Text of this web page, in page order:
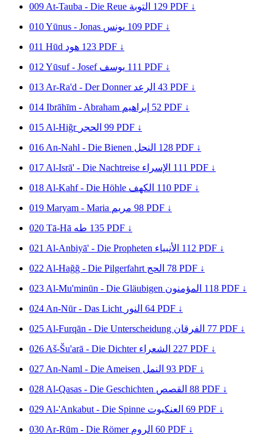
009 At-Tauba - Die Reue التوبة 129 PDF ↓
010Yūnus - Jonas يونس 109 PDF ↓
011 Hūd هود 123 PDF ↓
012 Yūsuf - Josef يوسف 111 PDF ↓
013 Ar-Ra'd - Der Donner الرعد 43 PDF ↓
014 Ibrāhīm - Abraham إبراهيم 52 PDF ↓
015 Al-Hiğr الحجر 99 PDF ↓
016 An-Nahl - Die Bienen النحل 128 PDF ↓
017 Al-Isrā' - Die Nachtreise الإسراء 111 PDF ↓
018 Al-Kahf - Die Höhle الكهف 110 PDF ↓
019 Maryam - Maria مريم 98 PDF ↓
020 Tā-Hā طه 135 PDF ↓
021 Al-Anbiyā' - Die Propheten الأنبياء 112 PDF ↓
022 Al-Hağğ - Die Pilgerfahrt الحج 78 PDF ↓
023 Al-Mu'minūn - Die Gläubigen المؤمنون 118 PDF ↓
024 An-Nūr - Das Licht النور 64 PDF ↓
025 Al-Furqān - Die Unterscheidung الفرقان 77 PDF ↓
026 Aš-Šu'arā - Die Dichter الشعراء 227 PDF ↓
027 An-Naml - Die Ameisen النمل 93 PDF ↓
028 Al-Qasas - Die Geschichten القصص 88 PDF ↓
029 Al-'Ankabut - Die Spinne العنكبوت 69 PDF ↓
030 Ar-Rūm - Die Römer الروم 60 PDF ↓